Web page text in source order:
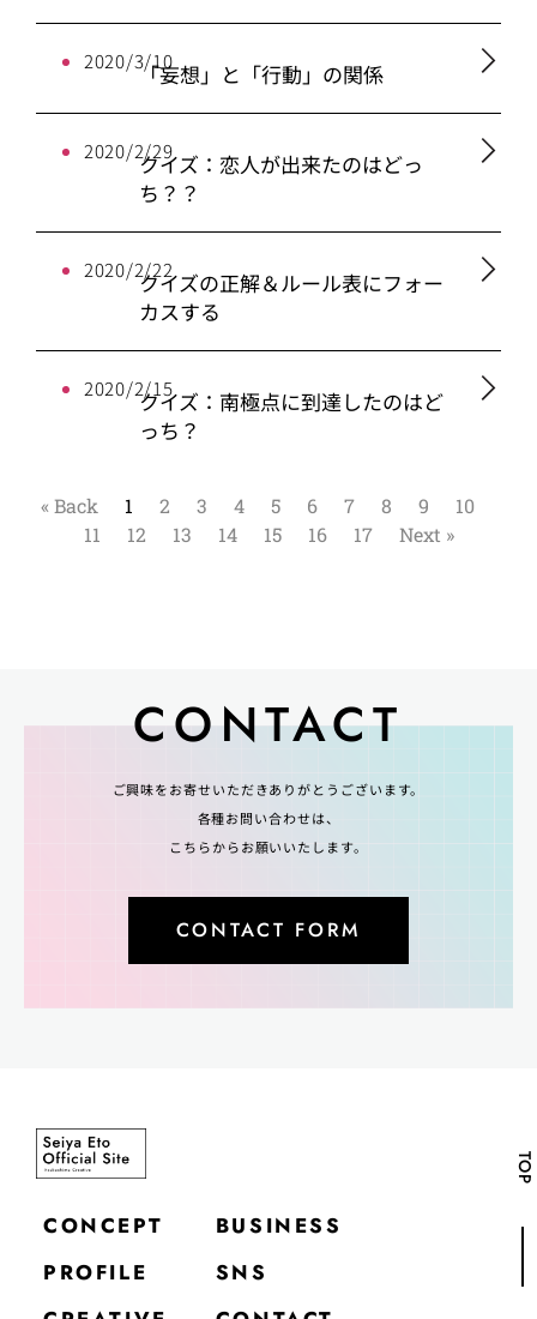
2020/3/10「妄想」と「行動」の関係
2020/2/29クイズ：恋人が出来たのはどっ
ち？？
2020/2/22クイズの正解＆ルール表にフォー
カスする
2020/2/15クイズ：南極点に到達したのはど
っち？
« Back 1 2 3 4 5 6 7 8 9
10
11
12 13 14 15 16 17 Next »
CONTACT
ご興味をお寄せいただきありがとうございます。
各種お問い合わせは、
こちらからお願いいたします。
CONTACT FORM
CONCEPT
PROFILE
BUSINESS
SNS
TOP